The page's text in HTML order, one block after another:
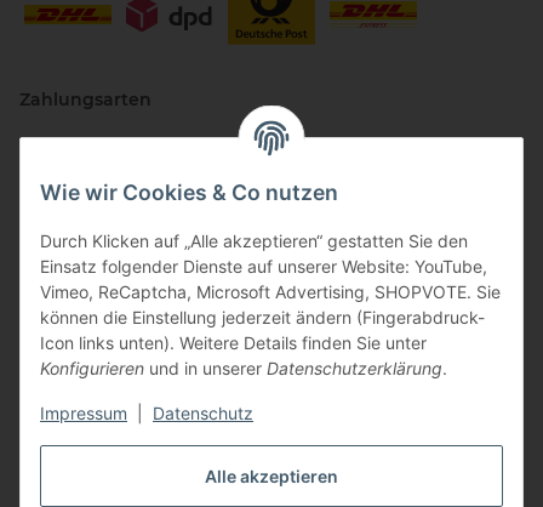
Alle akzeptieren
Wie wir Cookies & Co nutzen
Durch Klicken auf „Alle akzeptieren“ gestatten Sie den
Einsatz folgender Dienste auf unserer Website: YouTube,
Vimeo, ReCaptcha, Microsoft Advertising, SHOPVOTE. Sie
können die Einstellung jederzeit ändern (Fingerabdruck-
Icon links unten). Weitere Details finden Sie unter
Konfigurieren und in unserer Datenschutzerklärung.
Impressum Datenschutz
Zahlungsarten
Vertriebspartner